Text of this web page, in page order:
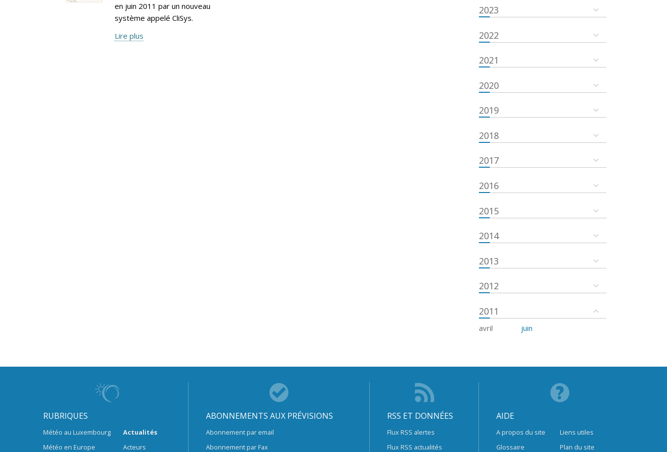
en juin 2011 par un nouveau
système appelé CliSys.
Lire plus
2023
2022
2021
2020
2019
2018
2017
2016
2015
2014
2013
2012
2011
avril juin
RUBRIQUES
Météo au Luxembourg
Météo en Europe
Actualités
Acteurs
ABONNEMENTS AUX PRÉVISIONS
Abonnement par email
Abonnement par Fax
RSS ET DONNÉES
Flux RSS alertes
Flux RSS actualités
AIDE
A propos du site
Glossaire
Liens utiles
Plan du site